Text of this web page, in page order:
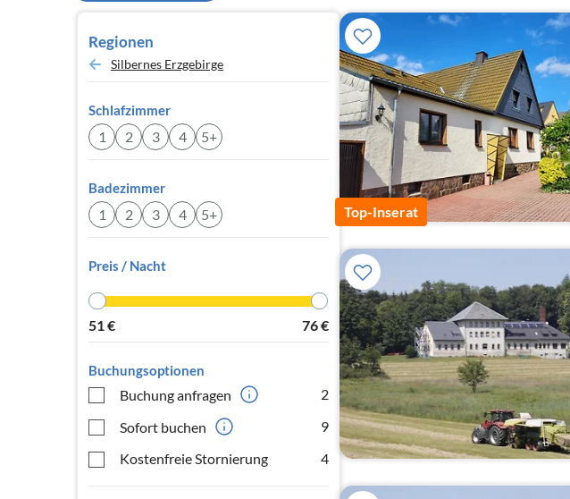
Regionen
Silbernes Erzgebirge
Schlafzimmer
1 2 3 4 5+
Badezimmer
1 2 3 4 5+
Preis / Nacht
51€ 76€
Buchungsoptionen
Buchung anfragen
2
Sofort buchen
9
Kostenfreie Stornierung
4
Top-Inserat